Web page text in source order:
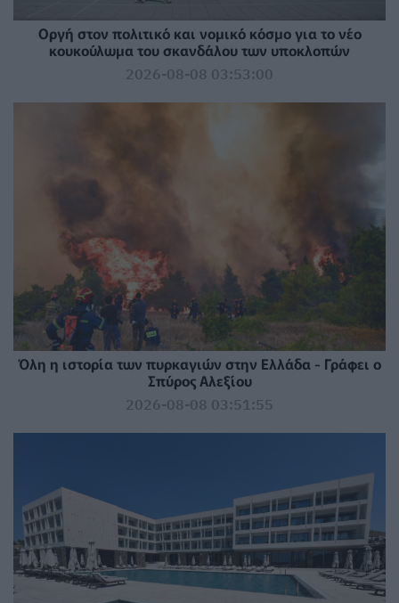
Οργή στον πολιτικό και νομικό κόσμο για το νέο
κουκούλωμα του σκανδάλου των υποκλοπών
2026-08-08 03:53:00
Όλη η ιστορία των πυρκαγιών στην Ελλάδα - Γράφει ο
Σπύρος Αλεξίου
2026-08-08 03:51:55